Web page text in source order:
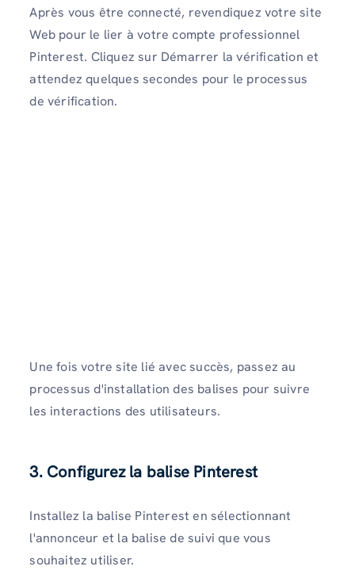
Après vous être connecté, revendiquez votre site
Web pour le lier à votre compte professionnel
Pinterest. Cliquez sur Démarrer la vérification et
attendez quelques secondes pour le processus
de vérification.
Une fois votre site lié avec succès, passez au
processus d'installation des balises pour suivre
les interactions des utilisateurs.
3. Configurez la balise Pinterest
Installez la balise Pinterest en sélectionnant
l'annonceur et la balise de suivi que vous
souhaitez utiliser.